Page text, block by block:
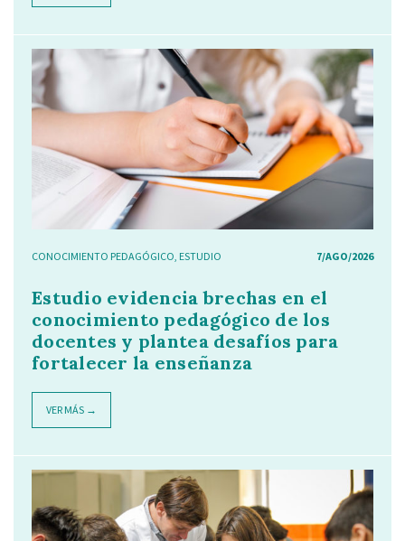
CONOCIMIENTO PEDAGÓGICO, ESTUDIO 7/AGO/2026
Estudio evidencia brechas en el
conocimiento pedagógico de los
docentes y plantea desafíos para
fortalecer la enseñanza
VER MÁS →